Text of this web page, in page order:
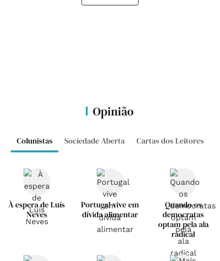
Opinião
Colunistas Sociedade Aberta Cartas dos Leitores
À espera de Luís
Neves
Portugal vive em
dívida alimentar
Quando os
democratas
optam pela ala
radical